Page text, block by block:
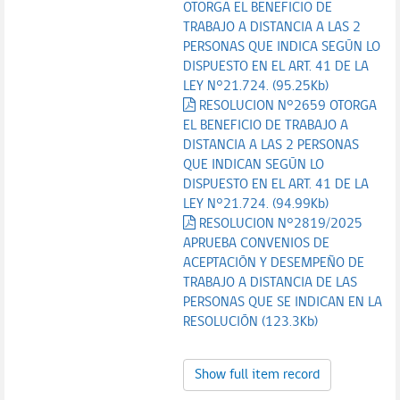
OTORGA EL BENEFICIO DE
TRABAJO A DISTANCIA A LAS 2
PERSONAS QUE INDICA SEGÚN LO
DISPUESTO EN EL ART. 41 DE LA
LEY N°21.724. (95.25Kb)
RESOLUCION N°2659 OTORGA
EL BENEFICIO DE TRABAJO A
DISTANCIA A LAS 2 PERSONAS
QUE INDICAN SEGÚN LO
DISPUESTO EN EL ART. 41 DE LA
LEY N°21.724. (94.99Kb)
RESOLUCION N°2819/2025
APRUEBA CONVENIOS DE
ACEPTACIÓN Y DESEMPEÑO DE
TRABAJO A DISTANCIA DE LAS
PERSONAS QUE SE INDICAN EN LA
RESOLUCIÓN (123.3Kb)
Show full item record